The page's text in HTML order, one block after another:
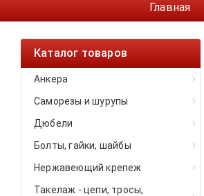
Главная
Каталог товаров
Анкера
Саморезы и шурупы
Дюбели
Болты, гайки, шайбы
Нержавеющий крепеж
Такелаж - цепи, тросы,